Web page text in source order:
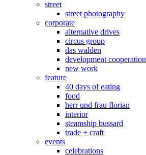
street
street photography
corporate
alternative drives
circus group
das walden
development cooperation
new work
feature
40 days of eating
food
herr und frau florian
interior
steamship bussard
trade + craft
events
celebrations